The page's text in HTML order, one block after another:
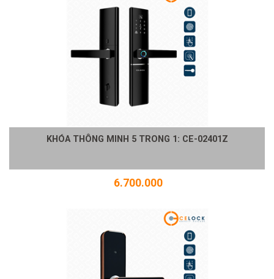
KHÓA THÔNG MINH 5 TRONG 1: CE-02401Z
6.700.000